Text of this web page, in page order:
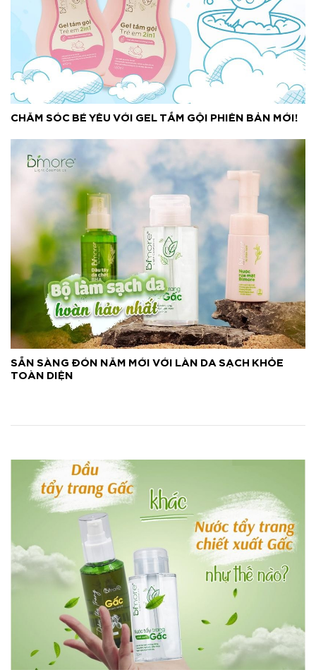
CHĂM SÓC BÉ YÊU VỚI GEL TẮM GỘI PHIÊN BẢN MỚI!
SẴN SÀNG ĐÓN NĂM MỚI VỚI LÀN DA SẠCH KHỎE
TOÀN DIỆN